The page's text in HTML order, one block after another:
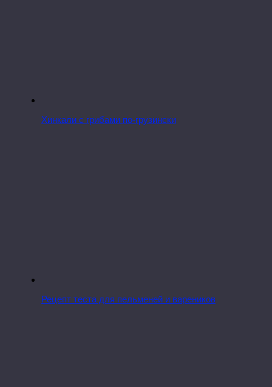
Хинкали с грибами по-грузински
Рецепт теста для пельменей и вареников